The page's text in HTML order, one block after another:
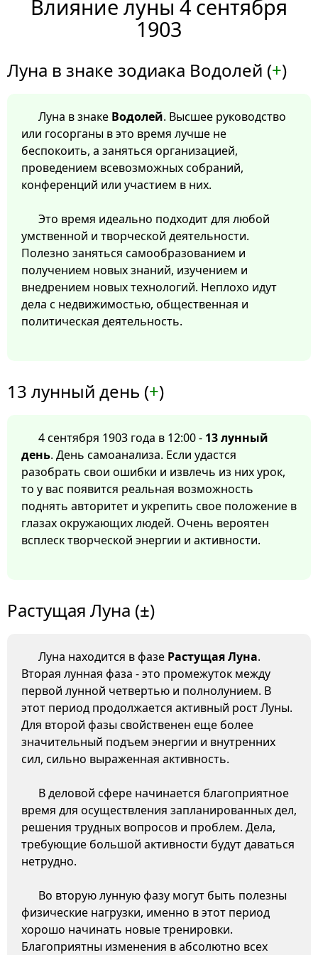
Влияние луны 4 сентября
1903
Луна в знаке зодиака Водолей (+)
Луна в знаке Водолей. Высшее руководство
или госорганы в это время лучше не
беспокоить, а заняться организацией,
проведением всевозможных собраний,
конференций или участием в них.
Это время идеально подходит для любой
умственной и творческой деятельности.
Полезно заняться самообразованием и
получением новых знаний, изучением и
внедрением новых технологий. Неплохо идут
дела с недвижимостью, общественная и
политическая деятельность.
13 лунный день (+)
4 сентября 1903 года в 12:00 - 13 лунный
день. День самоанализа. Если удастся
разобрать свои ошибки и извлечь из них урок,
то у вас появится реальная возможность
поднять авторитет и укрепить свое положение в
глазах окружающих людей. Очень вероятен
всплеск творческой энергии и активности.
Растущая Луна (±)
Луна находится в фазе Растущая Луна.
Вторая лунная фаза - это промежуток между
первой лунной четвертью и полнолунием. В
этот период продолжается активный рост Луны.
Для второй фазы свойственен еще более
значительный подъем энергии и внутренних
сил, сильно выраженная активность.
В деловой сфере начинается благоприятное
время для осуществления запланированных дел,
решения трудных вопросов и проблем. Дела,
требующие большой активности будут даваться
нетрудно.
Во вторую лунную фазу могут быть полезны
физические нагрузки, именно в этот период
хорошо начинать новые тренировки.
Благоприятны изменения в абсолютно всех